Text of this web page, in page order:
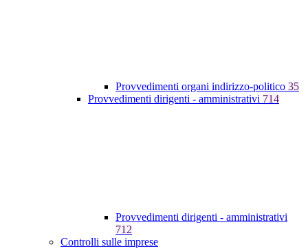
Provvedimenti organi indirizzo-politico 35
Provvedimenti dirigenti - amministrativi 714
Provvedimenti dirigenti - amministrativi
712
Controlli sulle imprese